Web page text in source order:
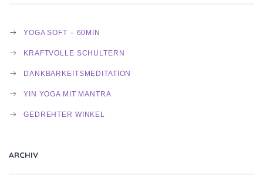
YOGA SOFT – 60MIN
KRAFTVOLLE SCHULTERN
DANKBARKEITSMEDITATION
YIN YOGA MIT MANTRA
GEDREHTER WINKEL
ARCHIV